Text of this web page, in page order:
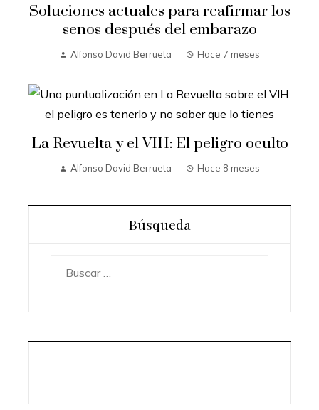
Soluciones actuales para reafirmar los
senos después del embarazo
Alfonso David Berrueta Hace 7 meses
La Revuelta y el VIH: El peligro oculto
Alfonso David Berrueta Hace 8 meses
Búsqueda